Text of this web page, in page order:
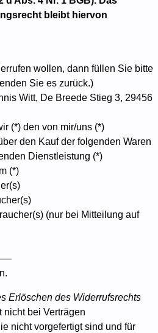
bleibt hiervon
wollen, dann füllen Sie bitte
Sie es zurück.)
Witt, De Breede Stieg 3, 29456
(*) den von mir/uns (*)
den Kauf der folgenden Waren
Dienstleistung (*)
(*)
(nur bei Mitteilung auf
Erlöschen des Widerrufsrechts
nicht bei Verträgen
nicht vorgefertigt sind und für